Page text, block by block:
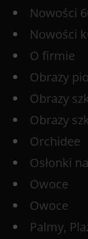
Nowości
Nowości
O firmie
Obrazy
Obrazy
Obrazy
Orchidee
Osłonki
Owoce
Owoce
Palmy,